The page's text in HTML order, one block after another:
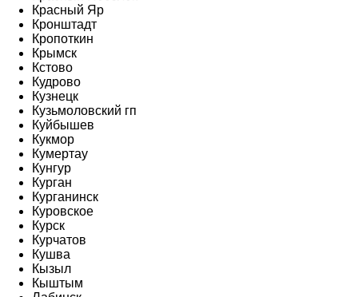
Красный Яр
Кронштадт
Кропоткин
Крымск
Кстово
Кудрово
Кузнецк
Кузьмоловский гп
Куйбышев
Кукмор
Кумертау
Кунгур
Курган
Курганинск
Куровское
Курск
Курчатов
Кушва
Кызыл
Кыштым